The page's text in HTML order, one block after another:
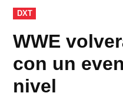
PUBLICADO
EN
DXT
WWE
con un
nivel